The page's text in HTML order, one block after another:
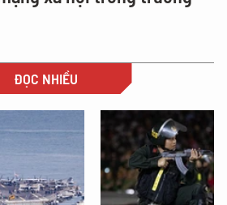
ĐỌC NHIỀU